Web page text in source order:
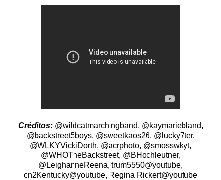
Créditos:@wildcatmarchingband, @kaymariebland,
@backstreet5boys, @sweetkaos26, @lucky7ter,
@WLKYVickiDorth, @acrphoto, @smosswkyt,
@WHOTheBackstreet, @BHochleutner,
@LeighanneReena, trum5550@youtube,
cn2Kentucky@youtube, Regina Rickert@youtube